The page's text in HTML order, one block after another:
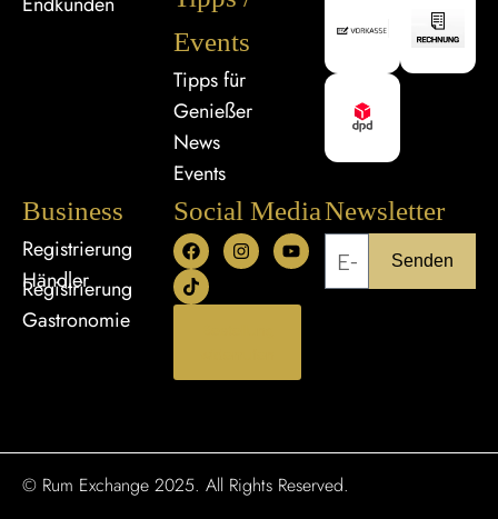
Events
Tipps für
Genießer
News
Events
Business
Registrierung
Händler
Registrierung
Gastronomie
Social MediaNewsletter
Senden
© Rum Exchange 2025. All Rights Reserved.